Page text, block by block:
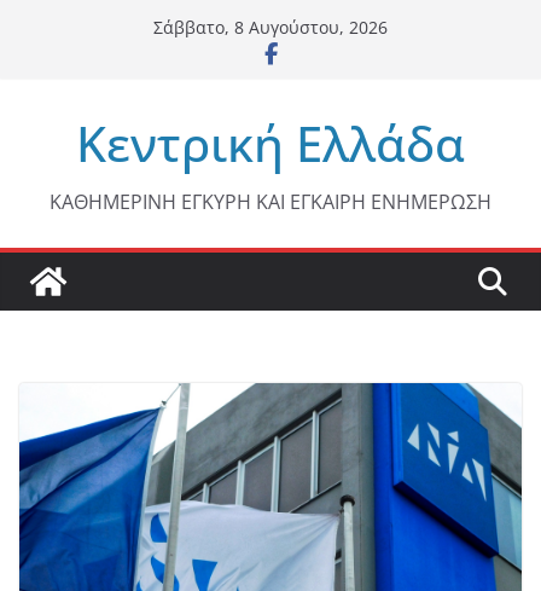
Σάββατο, 8 Αυγούστου, 2026
Κεντρική Ελλάδα
ΚΑΘΗΜΕΡΙΝΗ ΕΓΚΥΡΗ ΚΑΙ ΕΓΚΑΙΡΗ ΕΝΗΜΕΡΩΣΗ